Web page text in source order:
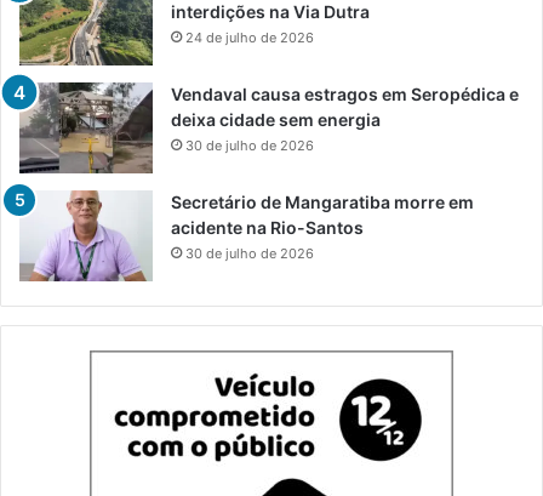
interdições na Via Dutra
24 de julho de 2026
Vendaval causa estragos em Seropédica e
deixa cidade sem energia
30 de julho de 2026
Secretário de Mangaratiba morre em
acidente na Rio-Santos
30 de julho de 2026